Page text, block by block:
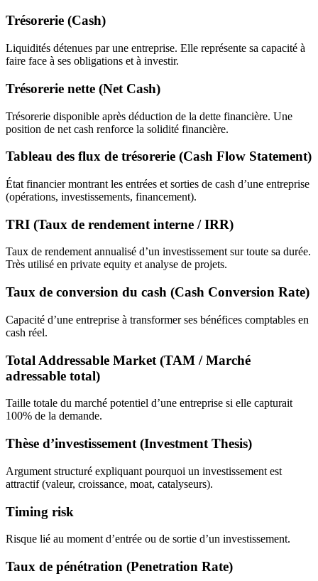
Trésorerie (Cash)
Liquidités détenues par une entreprise. Elle représente sa capacité à
faire face à ses obligations et à investir.
Trésorerie nette (Net Cash)
Trésorerie disponible après déduction de la dette financière. Une
position de net cash renforce la solidité financière.
Tableau des flux de trésorerie (Cash Flow Statement)
État financier montrant les entrées et sorties de cash d’une entreprise
(opérations, investissements, financement).
TRI (Taux de rendement interne / IRR)
Taux de rendement annualisé d’un investissement sur toute sa durée.
Très utilisé en private equity et analyse de projets.
Taux de conversion du cash (Cash Conversion Rate)
Capacité d’une entreprise à transformer ses bénéfices comptables en
cash réel.
Total Addressable Market (TAM / Marché
adressable total)
Taille totale du marché potentiel d’une entreprise si elle capturait
100% de la demande.
Thèse d’investissement (Investment Thesis)
Argument structuré expliquant pourquoi un investissement est
attractif (valeur, croissance, moat, catalyseurs).
Timing risk
Risque lié au moment d’entrée ou de sortie d’un investissement.
Taux de pénétration (Penetration Rate)